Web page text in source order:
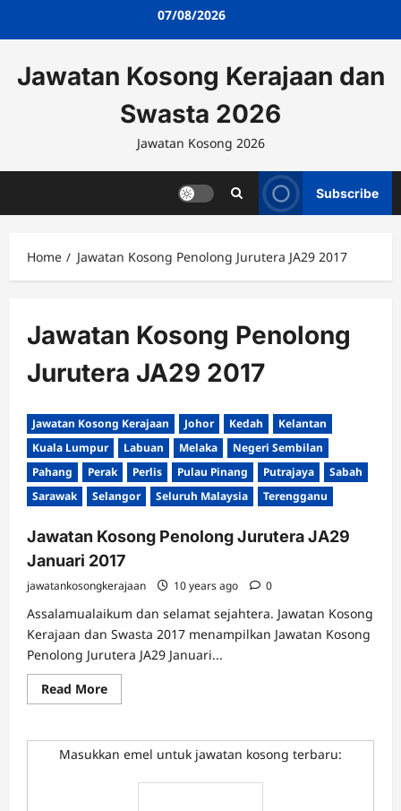
07/08/2026
Jawatan Kosong Kerajaan dan
Swasta 2026
Jawatan Kosong 2026
Subscribe
Home Jawatan Kosong Penolong Jurutera JA29 2017
Jawatan Kosong Penolong
Jurutera JA29 2017
Jawatan Kosong Kerajaan Johor Kedah
Kelantan
Kuala Lumpur
Labuan Melaka
Negeri Sembilan
Pahang
Perak Perlis Pulau Pinang Putrajaya
Sabah
Sarawak
Selangor Seluruh Malaysia Terengganu
Jawatan Kosong Penolong Jurutera JA29
Januari 2017
jawatankosongkerajaan 10 years ago 0
Assalamualaikum dan selamat sejahtera. Jawatan Kosong
Kerajaan dan Swasta 2017 menampilkan Jawatan Kosong
Penolong Jurutera JA29 Januari...
Read MoreRead
more
Kosong
Penolong
Jurutera
Januari
Masukkan emel untuk jawatan kosong terbaru: